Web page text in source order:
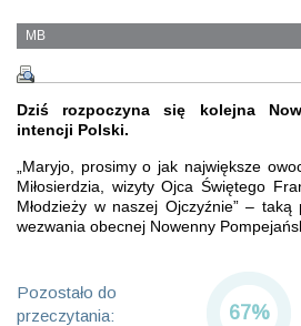
MB
Dziś rozpoczyna się kolejna
intencji Polski.
„Maryjo, prosimy o jak największe
Miłosierdzia, wizyty Ojca Świętego
Młodzieży w naszej Ojczyźnie” –
wezwania obecnej Nowenny
Pozostało do
przeczytania:
67%